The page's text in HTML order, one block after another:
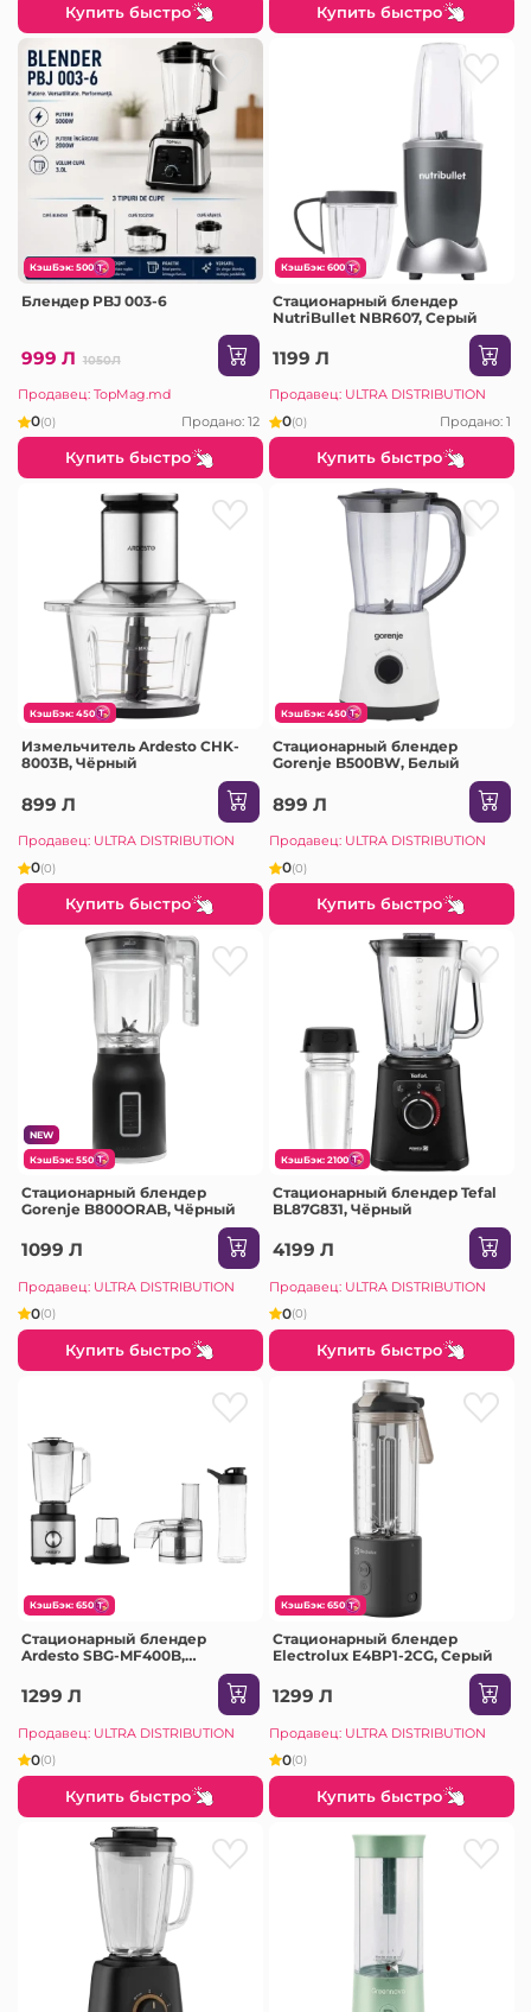
Купить быстро Купить быстро
КэшБэк: 500
Блендер PBJ 003-6
999 Л 1050Л
Продавец: TopMag.md
0(0) Продано: 12
Купить быстро
КэшБэк: 600
Стационарный блендер
NutriBullet NBR607, Серый
1199 Л
Продавец: ULTRA DISTRIBUTION
0(0) Продано: 1
Купить быстро
КэшБэк: 450
Измельчитель Ardesto CHK-
8003B, Чёрный
899 Л
Продавец: ULTRA DISTRIBUTION
0(0)
Купить быстро
КэшБэк: 450
Стационарный блендер
Gorenje B500BW, Белый
899 Л
Продавец: ULTRA DISTRIBUTION
0(0)
Купить быстро
NEW
КэшБэк: 550
Стационарный блендер
Gorenje B800ORAB, Чёрный
1099 Л
Продавец: ULTRA DISTRIBUTION
0(0)
Купить быстро
КэшБэк: 2100
Стационарный блендер Tefal
BL87G831, Чёрный
4199 Л
Продавец: ULTRA DISTRIBUTION
0(0)
Купить быстро
КэшБэк: 650
Стационарный блендер
Ardesto SBG-MF400B,
1299 Л
Продавец: ULTRA DISTRIBUTION
0(0)
Купить быстро
КэшБэк: 650
Стационарный блендер
Electrolux E4BP1-2CG, Серый
1299 Л
Продавец: ULTRA DISTRIBUTION
0(0)
Купить быстро